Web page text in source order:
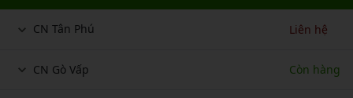
CN Tân Phú Liên hệ
CN Gò Vấp Còn hàng